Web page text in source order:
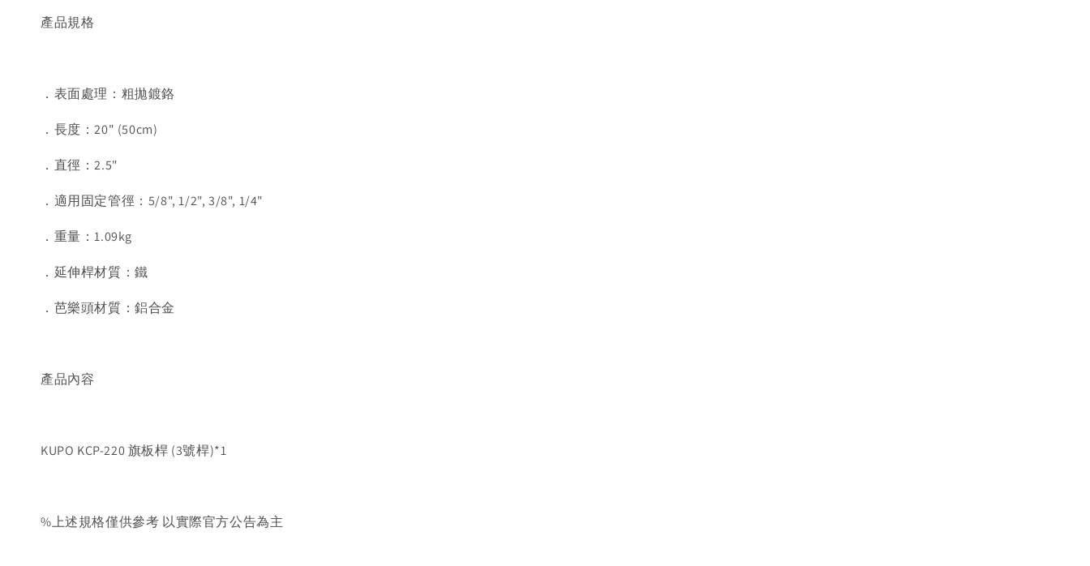
產品規格
．表面處理：粗拋鍍鉻
．長度：20" (50cm)
．直徑：2.5"
．適用固定管徑：5/8", 1/2", 3/8", 1/4"
．重量：1.09kg
．延伸桿材質：鐵
．芭樂頭材質：鋁合金
產品內容
KUPO KCP-220 旗板桿 (3號桿)*1
%上述規格僅供參考 以實際官方公告為主